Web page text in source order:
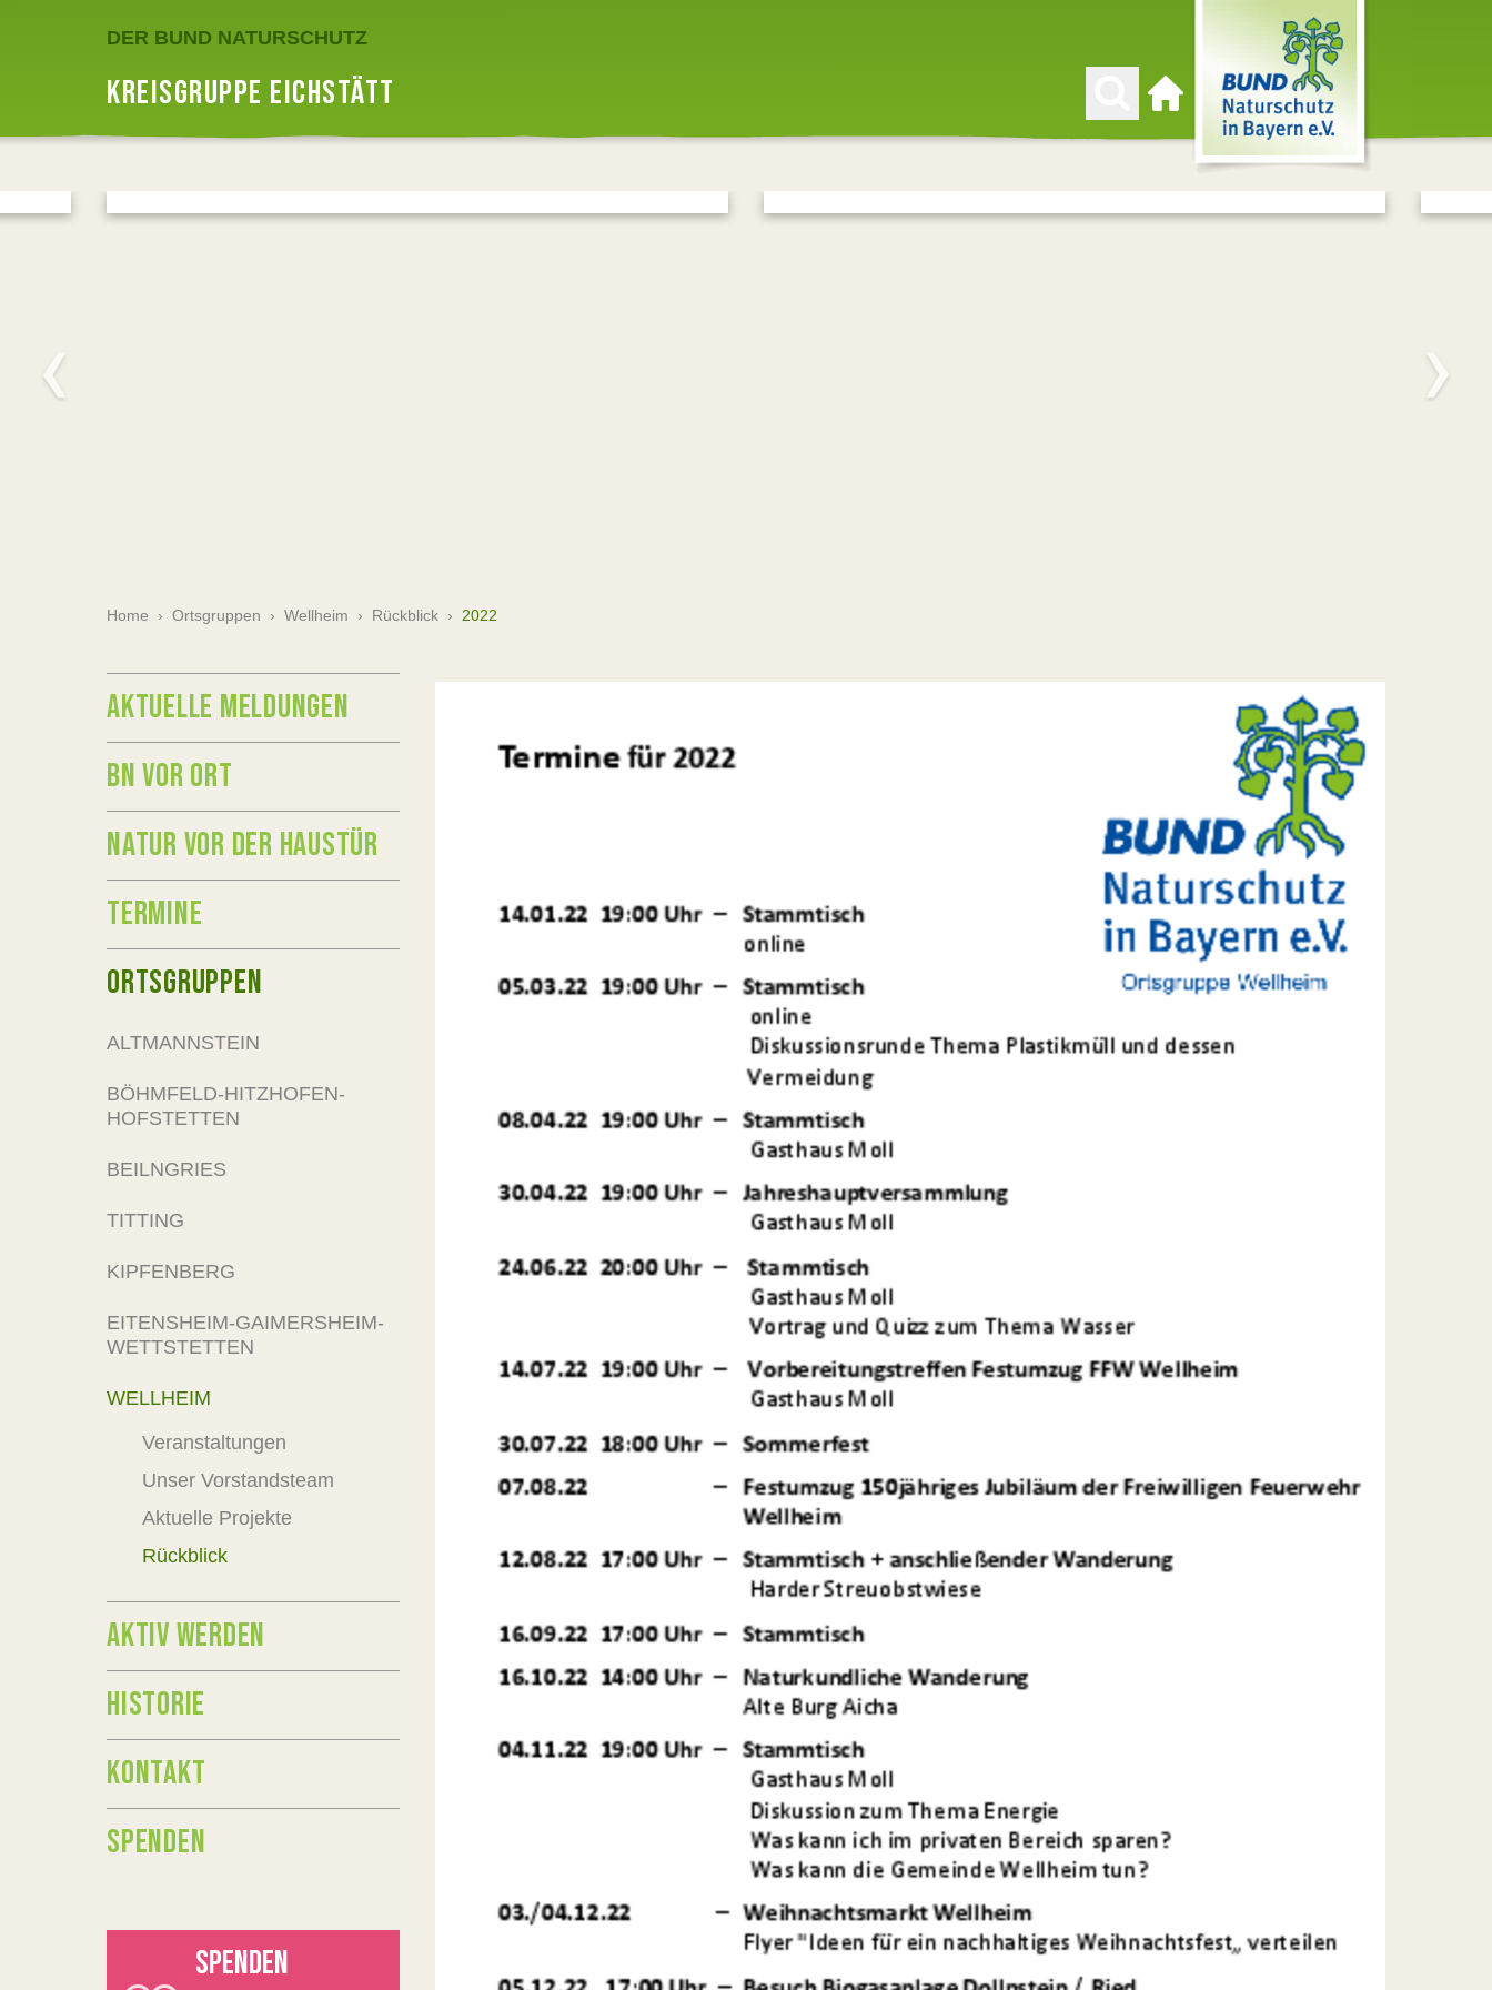
DER BUND NATURSCHUTZ
KREISGRUPPE EICHSTÄTT
Zur Startseite
Home › Ortsgruppen › Wellheim › Rückblick › 2022
AKTUELLE MELDUNGEN
BN VOR ORT
NATUR VOR DER HAUSTÜR
TERMINE
ORTSGRUPPEN
ALTMANNSTEIN
BÖHMFELD-HITZHOFEN-
HOFSTETTEN
BEILNGRIES
TITTING
KIPFENBERG
EITENSHEIM-GAIMERSHEIM-
WETTSTETTEN
WELLHEIM
Veranstaltungen
Unser Vorstandsteam
Aktuelle Projekte
Rückblick
AKTIV WERDEN
HISTORIE
KONTAKT
SPENDEN
SPENDEN